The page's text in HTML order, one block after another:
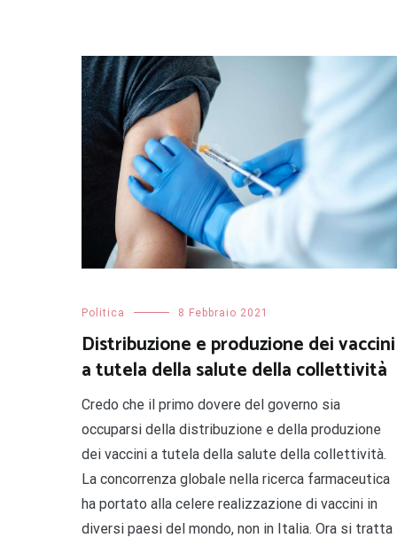
Politica 8 Febbraio 2021
Distribuzione e produzione dei vaccini
a tutela della salute della collettività
Credo che il primo dovere del governo sia
occuparsi della distribuzione e della produzione
dei vaccini a tutela della salute della collettività.
La concorrenza globale nella ricerca farmaceutica
ha portato alla celere realizzazione di vaccini in
diversi paesi del mondo, non in Italia. Ora si tratta